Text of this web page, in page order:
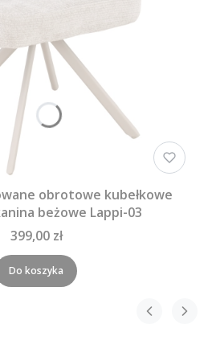
obrotowe kubełkowe
beżowe Lappi-03
399,00 zł
Do koszyka